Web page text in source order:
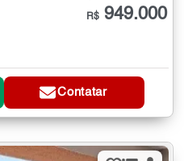
R$ 949.000
Contatar